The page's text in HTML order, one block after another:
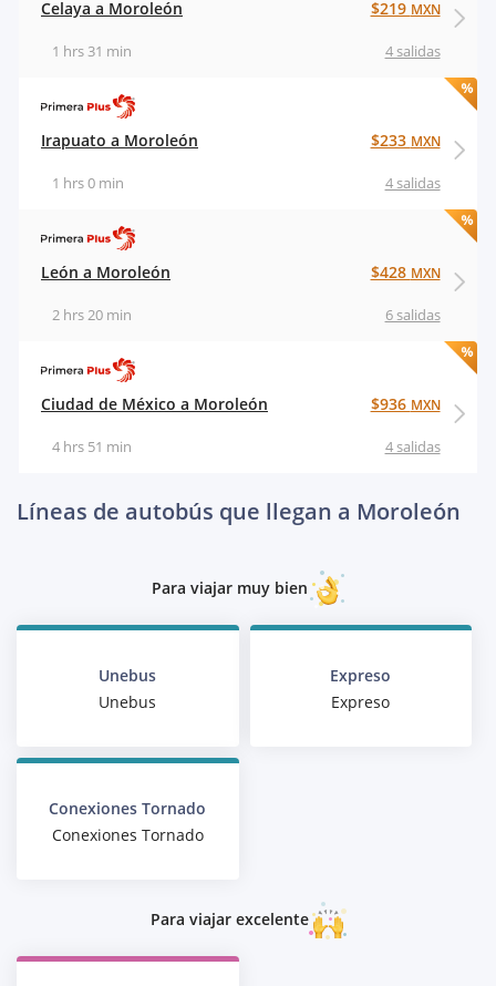
Celaya a Moroleón
4 salidas
1 hrs 31 min
$219 MXN
Irapuato a Moroleón
4 salidas
1 hrs 0 min
$233 MXN
León a Moroleón
6 salidas
2 hrs 20 min
$428 MXN
Ciudad de México a Moroleón
4 salidas
4 hrs 51 min
$936 MXN
Líneas de autobús que llegan a Moroleón
Para viajar muy bien
Unebus
Unebus
Expreso
Expreso
Conexiones Tornado
Conexiones Tornado
Para viajar excelente